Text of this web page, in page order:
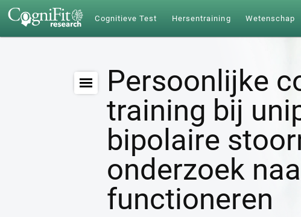
Cognitieve Test Hersentraining Wetenschap
Persoonlijke
training bij
bipolaire
onderzoek
functioneren